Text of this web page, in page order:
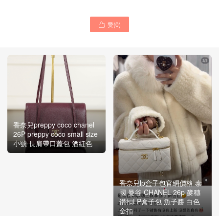
 赞(0)
香奈兒preppy coco chanel
26P preppy coco small size
小號 長肩帶口蓋包 酒紅色
香奈兒lp盒子包官網價格 泰
國 曼谷 CHANEL 26p 麥穗
鑽扣LP盒子包 魚子醬 白色
金扣